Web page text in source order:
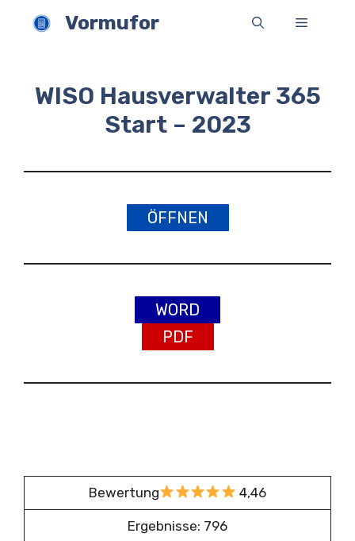
Inhalt
Vormufor Menü
WISO Hausverwalter 365
Start – 2023
ÖFFNEN
WORD
PDF
Bewertung 4,46
Ergebnisse: 796